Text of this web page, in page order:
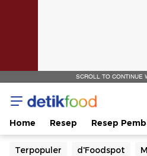
SCROLL TO CONTINUE
Home Resep Resep
Terpopuler d'Foodspot